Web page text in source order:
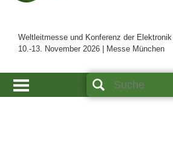
Weltleitmesse und Konferenz der Elektronik
10.-13. November 2026 | Messe München